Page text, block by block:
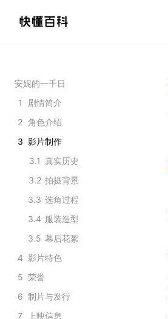
安妮的一千日
1
剧情简介
2 角色介绍
3 影片制作
3.1 真实历史
3.2 拍摄背景
3.3 选角过程
3.4 服装造型
3.5 幕后花絮
4 影片特色
5 荣誉
6 制片与发行
7
上映信息